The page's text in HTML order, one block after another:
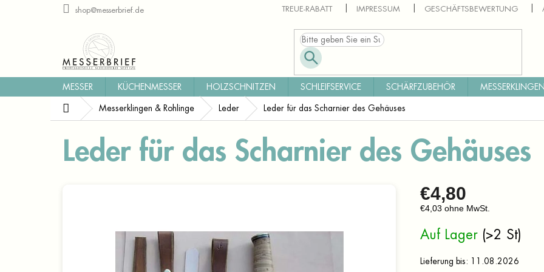
shop@messerbrief.de TREUE-RABATT IMPRESSUM GESCHÄFTSBEWERTUNG
MESSER KÜCHENMESSER HOLZSCHNITZEN SCHLEIFSERVICE SCHÄRFZUBEHÖR
StartseiteMesserklingen & Rohlinge Leder Leder für das Scharnier des Gehäuses
Leder für das Scharnier des Gehäuses
€4,80
€4,03 ohne MwSt.
Auf Lager (>2 St)
Lieferung bis: 11.08.2026